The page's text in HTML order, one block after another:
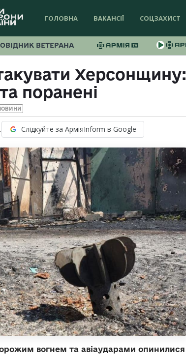
ГОЛОВНА ВАКАНСІЇ СОЦЗАХИСТ
ВЕТЕРАНА
Херсонщину:
поранені
Слідкуйте за АрміяInform в Google
вогнем та авіаударами опинилися